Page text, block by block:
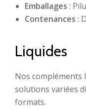
Emballages :
Contenances :
Liquides
Nos compléments
solutions variées
formats.